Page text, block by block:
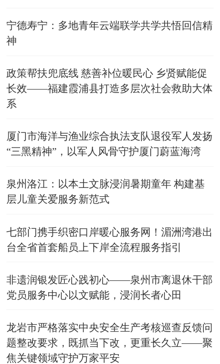
宁德寿宁：多地青年云端联学共学共悟回信精
神
政策帮扶兜底线 慈善补位暖民心 乡贤赋能促
长效——福建霞浦县打造多层次社会救助大体
系
厦门市海洋与渔业综合执法支队退役军人发扬
“三黑精神”，以军人风骨守护厦门蔚蓝海湾
泉州洛江：以本土文脉浸润暑期童年 构建基
层儿童关爱服务新范式
七部门携手织密口岸暖心服务网！湄洲湾港出
台全省首套船员上下岸全流程服务指引
非遗润银发匠心践初心——泉州市离退休干部
党员服务中心以文赋能，浸润长者心田
龙岩市严格落实中央安全生产考核巡查反馈问
题整改要求，既抓当下改，更重长久立——聚
焦关键领域守护万家平安